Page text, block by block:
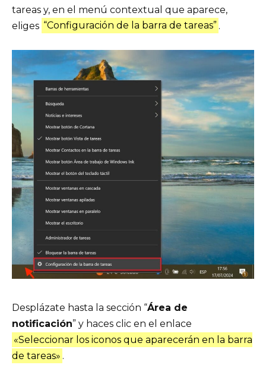
tareas y, en el menú contextual que aparece,
eliges “Configuración de la barra de tareas” .
Desplázate hasta la sección “Área de
notificación” y haces clic en el enlace
«Seleccionar los iconos que aparecerán en la barra
de tareas» .